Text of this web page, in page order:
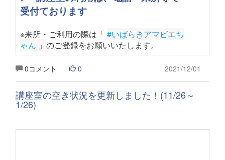
受付ております
※来所・ご利用の際は「 #いばらきアマビエち
ゃん 」 のご登録をお願いいたします。
0コメント 0 2021/12/01
講座室の空き状況を更新しました！(11/26～
1/26)